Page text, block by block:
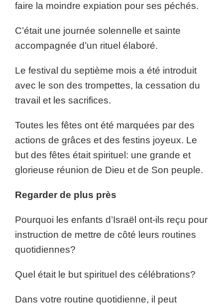
faire la moindre expiation pour ses péchés.
C’était une journée solennelle et sainte
accompagnée d’un rituel élaboré.
Le festival du septième mois a été introduit
avec le son des trompettes, la cessation du
travail et les sacrifices.
Toutes les fêtes ont été marquées par des
actions de grâces et des festins joyeux. Le
but des fêtes était spirituel: une grande et
glorieuse réunion de Dieu et de Son peuple.
Regarder de plus près
Pourquoi les enfants d’Israël ont-ils reçu pour
instruction de mettre de côté leurs routines
quotidiennes?
Quel était le but spirituel des célébrations?
Dans votre routine quotidienne, il peut